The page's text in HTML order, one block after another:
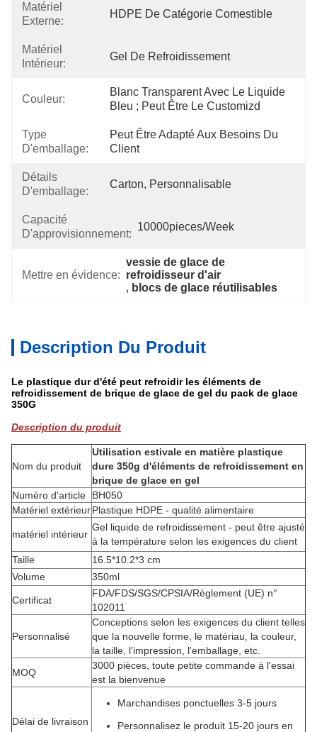
Matériel
Externe:
HDPE De Catégorie Comestible
Matériel
Intérieur:
Gel De Refroidissement
Couleur:
Blanc Transparent Avec Le Liquide
Bleu ; Peut Être Le Customizd
Type
D'emballage:
Peut Être Adapté Aux Besoins Du
Client
Détails
D'emballage:
Carton, Personnalisable
Capacité
D'approvisionnement:
10000pieces/week
Mettre en évidence:
vessie de glace de
refroidisseur d'air
, blocs de glace réutilisables
Description Du Produit
Le plastique dur d'été peut refroidir les éléments de
refroidissement de brique de glace de gel du pack de glace
350G
Description du produit
Nom du produit
Utilisation estivale en matière plastique
dure 350g d'éléments de refroidissement en
brique de glace en gel
Numéro d'article
BH050
Matériel extérieurPlastique HDPE - qualité alimentaire
matériel intérieur
Gel liquide de refroidissement - peut être ajusté
à la température selon les exigences du client
Taille
16.5*10.2*3 cm
Volume
350ml
Certificat
FDA/FDS/SGS/CPSIA/Règlement (UE) n°
102011
Personnalisé
Conceptions selon les exigences du client telles
que la nouvelle forme, le matériau, la couleur,
la taille, l'impression, l'emballage, etc.
MOQ
3000 pièces, toute petite commande à l'essai
est la bienvenue
Délai de livraison
Marchandises ponctuelles 3-5 jours
Personnalisez le produit 15-20 jours en